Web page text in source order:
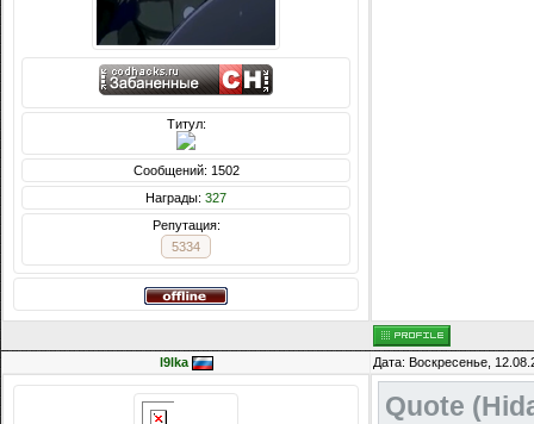
Титул:
Сообщений: 1502
Награды: 327
Репутация:
5334
l9lka Дата: Воскресенье,
Quote (